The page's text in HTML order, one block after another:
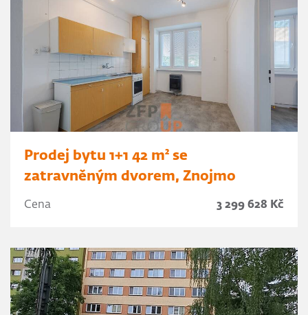
Prodej bytu 1+1 42 m² se
zatravněným dvorem, Znojmo
Cena 3 299 628 Kč